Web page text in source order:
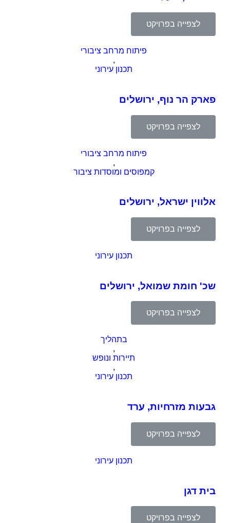
לצפייה בפרויקט
פיתוח מרחב ציבורי
,
תכנון עירוני
פארק הר נוף, ירושלים
לצפייה בפרויקט
פיתוח מרחב ציבורי
,
קמפוסים ומוסדות ציבור
אלווין ישראל, ירושלים
לצפייה בפרויקט
תכנון עירוני
שכ' חומת שמואל, ירושלים
לצפייה בפרויקט
בתהליך
,
תיירות ונופש
,
תכנון עירוני
גבעות מזרחיות, ערד
לצפייה בפרויקט
תכנון עירוני
בית דגן
לצפייה בפרויקט